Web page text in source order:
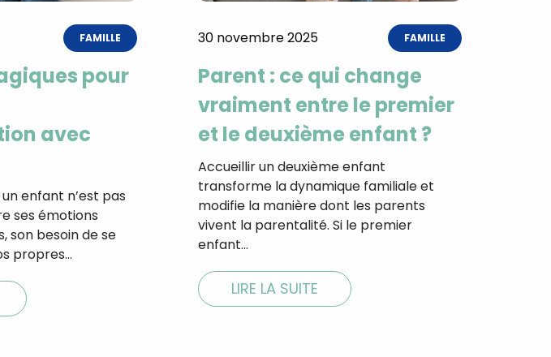
FAMILLE
pour
avec
enfant n’est pas
ses émotions
son besoin de se
propres…
30 novembre 2025 FAMILLE
Parent : ce qui change
vraiment entre le premier
et le deuxième enfant ?
Accueillir un deuxième enfant
transforme la dynamique familiale et
modifie la manière dont les parents
vivent la parentalité. Si le premier
enfant…
LIRE LA SUITE